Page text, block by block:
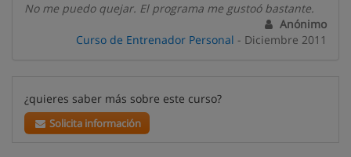
No me puedo quejar. El programa me gustoó bastante.
Anónimo
Curso de Entrenador Personal - Diciembre 2011
¿quieres saber más sobre este curso?
Solicita información